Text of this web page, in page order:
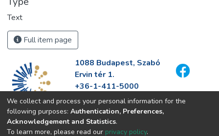
Text
Full item page
1088 Budapest, Szabó
Ervin tér 1.
+36-1-411-5000
info@fszek.hu
https://fszek.hu
We collect and process your personal information for the
following purposes: Authentication, Preferences,
Acknowledgement and Statistics.
To learn more, please read our privacy policy.